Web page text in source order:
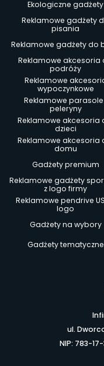
Ekologiczne gadżety
Reklamowe gadżety
pisania
Reklamowe gadżety do
Reklamowe akcesoria
podróży
Reklamowe
wypoczynkowe
Reklamowe parasole
peleryny
Reklamowe akcesoria
dzieci
Reklamowe akcesoria
domu
Gadżety premium
Reklamowe gadżety
z logo firmy
Reklamowe pendrive
logo
Gadżety na wybory
Gadżety tematyczne
ul.
NIP: 783-